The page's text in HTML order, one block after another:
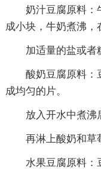
奶汁豆腐原料：
成小块，牛奶煮沸，
加适量的盐或者
酸奶豆腐原料：
成均匀的片。
放入开水中煮沸
再淋上酸奶和草
水果豆腐原料：